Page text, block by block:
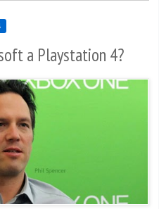
a Playstation 4?